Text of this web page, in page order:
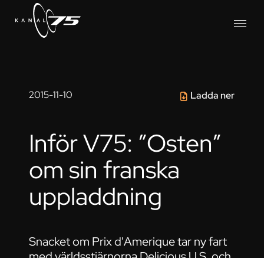
2015-11-10 Ladda ner
Inför V75: ”Osten”
om sin franska
uppladdning
Snacket om Prix d'Amerique tar ny fart